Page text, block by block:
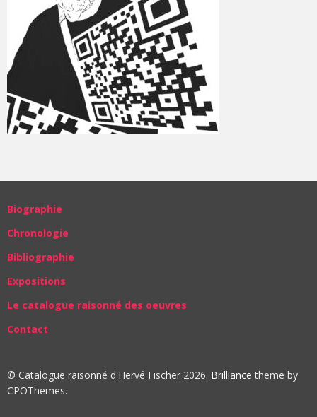
Biographie
Chronologie
Bibliographie
Expositions
Le catalogue raisonné des oeuvres
Contact
© Catalogue raisonné d'Hervé Fischer 2026. Brilliance theme by
CPOThemes.